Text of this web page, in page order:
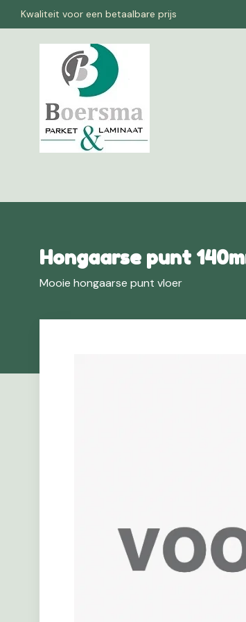
Kwaliteit voor een betaalbare prijs
Hongaarse punt
Mooie hongaarse punt vloer